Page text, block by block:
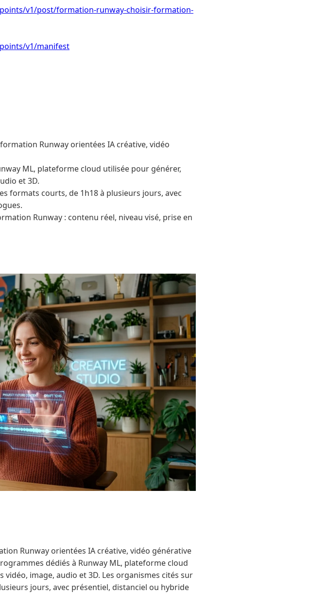
v1/post/formation-runway-choisir-formation-
v1/manifest
Runway orientées IA créative, vidéo
ML, plateforme cloud utilisée pour générer,
et 3D.
formats courts, de 1h18 à plusieurs jours, avec
Runway : contenu réel, niveau visé, prise en
Runway orientées IA créative, vidéo générative
dédiés à Runway ML, plateforme cloud
image, audio et 3D. Les organismes cités sur
jours, avec présentiel, distanciel ou hybride